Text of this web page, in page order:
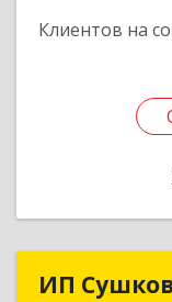
Клиентов на
ИП